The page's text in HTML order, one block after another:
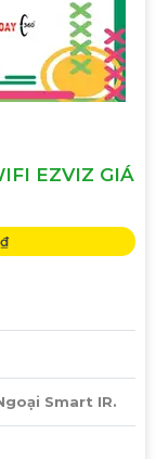
EZVIZ GIÁ
Smart IR.